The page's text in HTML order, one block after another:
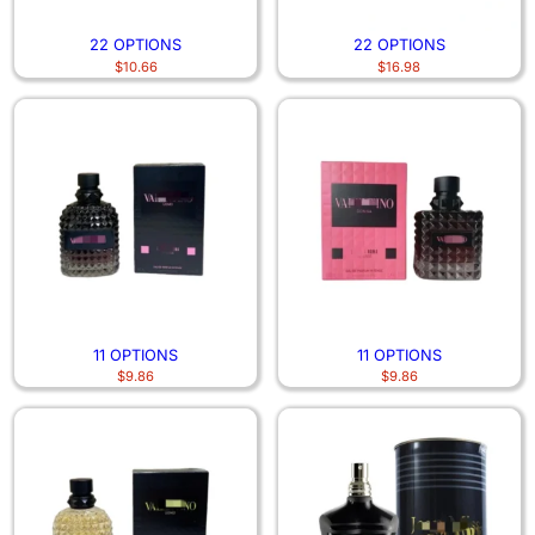
22 OPTIONS
$10.66
22 OPTIONS
$16.98
11 OPTIONS
$9.86
11 OPTIONS
$9.86